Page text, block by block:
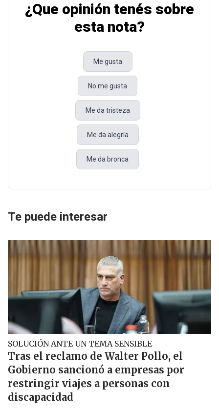
¿Que opinión tenés sobre
esta nota?
Me gusta
No me gusta
Me da tristeza
Me da alegría
Me da bronca
Te puede interesar
SOLUCIÓN ANTE UN TEMA SENSIBLE
Tras el reclamo de Walter Pollo, el
Gobierno sancionó a empresas por
restringir viajes a personas con
discapacidad